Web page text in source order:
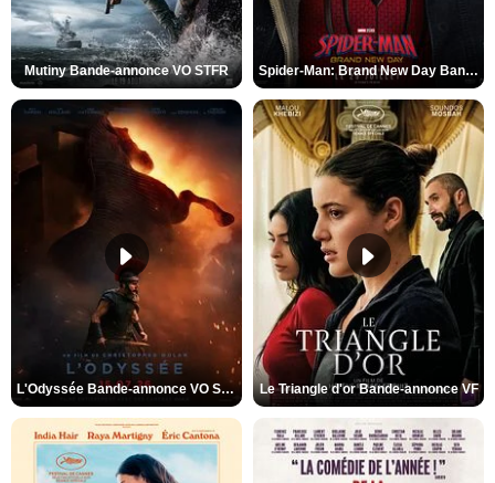
Mutiny Bande-annonce VO STFR Spider-Man: Brand New Day Bande-annonce VO STFR
L'Odyssée Bande-annonce VO STFR Le Triangle d'or Bande-annonce VF